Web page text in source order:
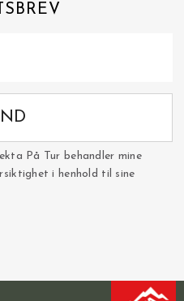
På Tur behandler mine
i henhold til sine